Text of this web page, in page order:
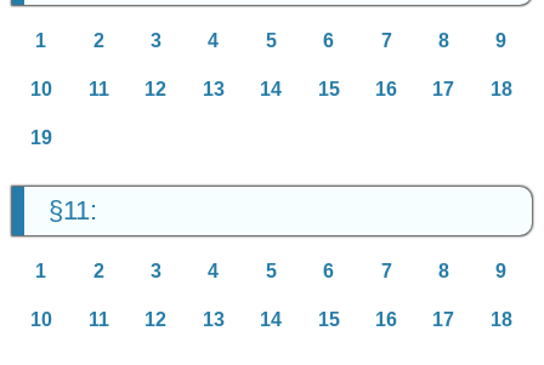
1 2 3 4 5 6 7 8 9
10 11 12 13 14 15 16 17 18
19
§11:
1 2 3 4 5 6 7 8 9
10 11 12 13 14 15 16 17 18